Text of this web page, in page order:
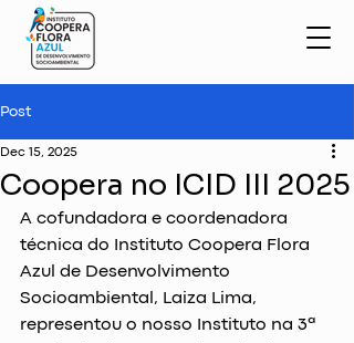
Post
Coopera no ICID III 2025
Dec 15, 2025
A cofundadora e coordenadora
técnica do Instituto Coopera Flora
Azul de Desenvolvimento
Socioambiental, Laiza Lima,
representou o nosso Instituto na 3ª